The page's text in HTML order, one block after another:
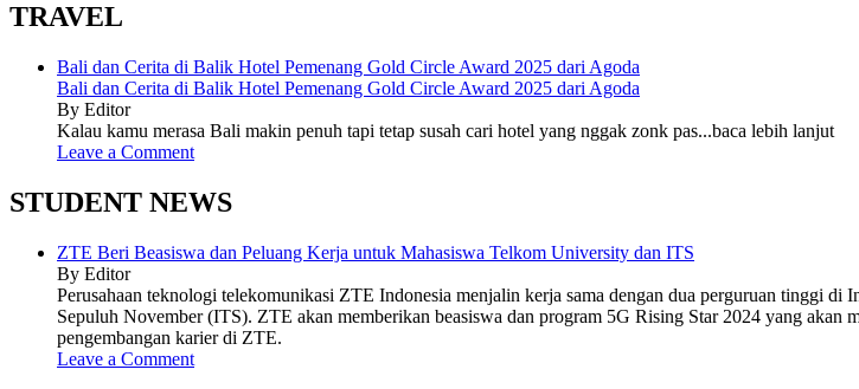
TRAVEL
Bali dan Cerita di Balik Hotel Pemenang Gold Circle Award 2025 dari Agoda
Bali dan Cerita di Balik Hotel Pemenang Gold Circle Award 2025 dari Agoda
By Editor
Kalau kamu merasa Bali makin penuh tapi tetap susah cari hotel yang nggak zonk pas...baca lebih lanjut
Leave a Comment
STUDENT NEWS
ZTE Beri Beasiswa dan Peluang Kerja untuk Mahasiswa Telkom University dan ITS
By Editor
Perusahaan teknologi telekomunikasi ZTE Indonesia menjalin kerja sama dengan dua perguruan tinggi
Sepuluh November (ITS). ZTE akan memberikan beasiswa dan program 5G Rising Star 2024 yang akan
pengembangan karier di ZTE.
Leave a Comment